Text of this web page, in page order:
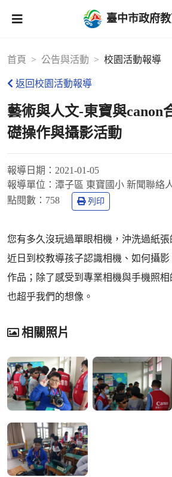
臺中市政府
首頁 公告與活動 校園活動報導
返回校園活動報導
藝術與人文-東寶與canon
礎操作與攝影活動
報導日期： 2021-01-05
報導單位： 潭子區 東寶國小 新聞聯絡
點閱數： 758 列印
您有多久沒玩過單眼相機，沖洗過紙張
近日到校教導孩子認識相機、如何攝
作品；除了感受到專業相機與手機照
也超乎我們的想像。
相關照片